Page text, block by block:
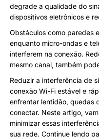
degrade a qualidade do
dispositivos eletrônicos e
Obstáculos como paredes
enquanto micro-ondas e
interferem na conexão.
mesmo canal, também
Reduzir a interferência de
conexão Wi-Fi estável e
enfrentar lentidão, quedas
conectar. Neste artigo,
minimizar essas
sua rede. Continue lendo